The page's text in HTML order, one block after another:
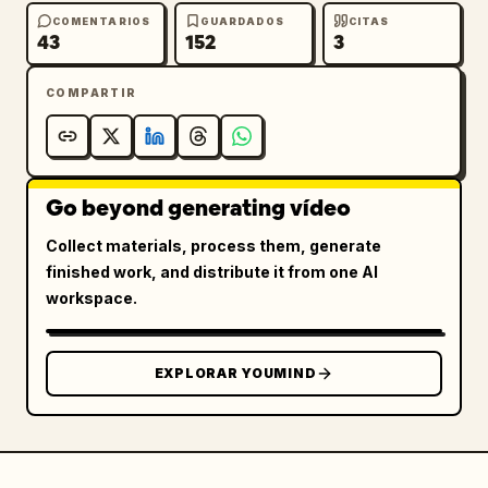
Profundidad de campo cinematográfica, paleta
fuertes toques de negro/blanco/amarillo
contra la calidez de la hora dorada,
iluminación volumétrica y resplandores
suaves, atmósfera conmovedora, caprichosa y
alegre, texturas altamente detalladas,
COMENTARIOS
43
GUARDADOS
152
CITAS
3
COMPARTIR
Go beyond generating vídeo
Collect materials, process them, generate
finished work, and distribute it from one AI
workspace.
EXPLORAR YOUMIND